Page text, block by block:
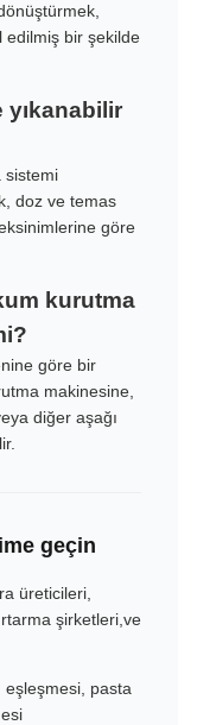
edilmiş bir şekilde
sistemi
doz ve temas
göre
kurutma
göre bir
makinesine,
diğer aşağı
geçin
üreticileri,
şirketleri,ve
eşleşmesi, pasta